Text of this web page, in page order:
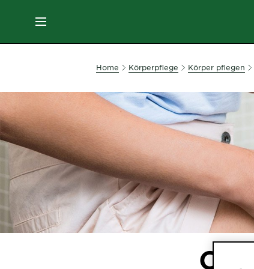
MENU
GESICHTSPFLEGE
HAARPFLEGE
HAARFARBE
SONNENSCHUTZ
KÖRPERPFLEGE
Home Körperpflege Körper pflegen